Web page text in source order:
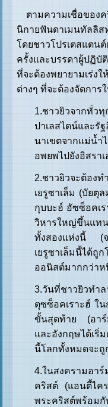
ตามความเชื่อของ
นิกายฟันดาเมนทัลลิส
โดยชาวโปรเตสแตน
ครั้งและบรรดาผู้ปฏิ
ที่จะต้องพยายามเร่ง
ต่างๆ ที่จะต้องจัดการ
1.ชาวยิวจากทั่ว
ปาเลสไตน์และรั
นาเขตจากแม่น้
อพยพไปยังอิสรา
2.ชาวยิวจะต้องท
เยรูซาเล็ม (บัยตุ
กุบบะฮ์ อัซซ็อคเร
วิหารใหญ่ขึ้นแท
ทั้งสองแห่งนี้ (จ
เยรูซาเล็มนี้ได้ถู
ออนิสต์มากกว่าห
3.วันที่ชาวยิวทำ
ตุซซ็อคเราะฮ์ ใ
ขั้นสุดท้าย (อาร์
และอังกฤษได้เริ่
นี้โลกทั้งหมดจะถู
4.ในสงครามอา
คริสต์ (แอนตี้ไค
พระคริสต์พร้อมกั